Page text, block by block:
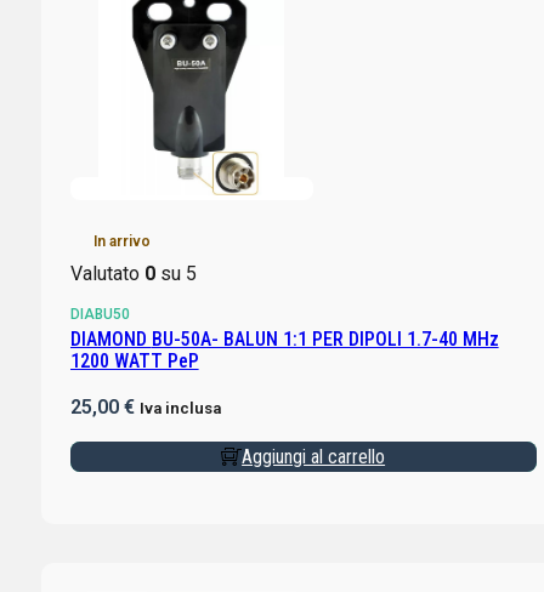
In arrivo
Valutato 0su 5
DIABU50
DIAMOND BU-50A- BALUN 1:1 PER DIPOLI 1.7-40 MHz
1200 WATT PeP
25,00 € Iva inclusa
Aggiungi al carrello